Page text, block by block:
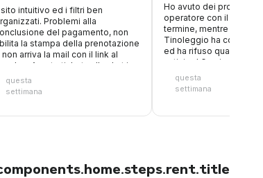
sito intuitivo ed i filtri ben
Problemi alla
del pagamento, non
la stampa della prenotazione
non arriva la mail con il link al
voucher. Aperto ticket sulla chat in
attesa risposta
questa
settimana
Ho avuto dei problemi
operatore con il
termine, mentre ero in
Tinoleggio ha
ed ha rifuso quanto
anticipo! Grazie ancora
questa
settimana